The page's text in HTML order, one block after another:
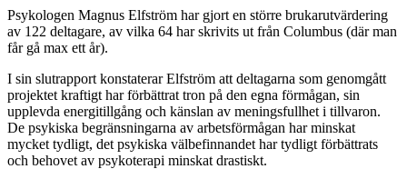
Psykologen Magnus Elfström har gjort en större brukarutvärdering
av 122 deltagare, av vilka 64 har skrivits ut från Columbus (där man
får gå max ett år).
I sin slutrapport konstaterar Elfström att deltagarna som genomgått
projektet kraftigt har förbättrat tron på den egna förmågan, sin
upplevda energitillgång och känslan av meningsfullhet i tillvaron.
De psykiska begränsningarna av arbetsförmågan har minskat
mycket tydligt, det psykiska välbefinnandet har tydligt förbättrats
och behovet av psykoterapi minskat drastiskt.